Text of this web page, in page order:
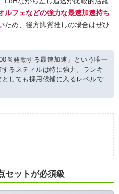
ルフェなどの強力な最速加速持ち
ため、後方脚質推しの場合はぜひ
％発動する最速加速」という唯一
るスティルは特に強力。ランキ
としても採用候補に入るレベルで
セットが必須級